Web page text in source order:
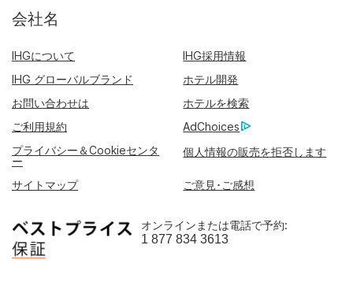
会社名
IHGについて
IHG採用情報
IHG グローバルブランド
ホテル開発
お問い合わせは
ホテルを検索
ご利用規約
AdChoices
プライバシー＆Cookieセンタ
ー
個人情報の販売を拒否します
サイトマップ ご意見･ご感想
オンラインまたは電話で予約:
1 877 834 3613